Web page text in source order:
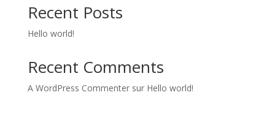
Recent Posts
Hello world!
Recent Comments
A WordPress Commentersur Hello world!